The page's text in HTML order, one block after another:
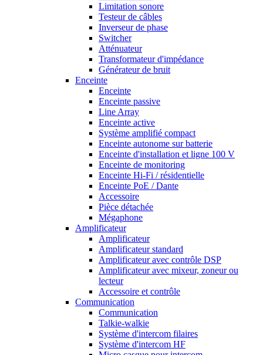
Limitation sonore
Testeur de câbles
Inverseur de phase
Switcher
Atténuateur
Transformateur d'impédance
Générateur de bruit
Enceinte
Enceinte
Enceinte passive
Line Array
Enceinte active
Système amplifié compact
Enceinte autonome sur batterie
Enceinte d'installation et ligne 100 V
Enceinte de monitoring
Enceinte Hi-Fi / résidentielle
Enceinte PoE / Dante
Accessoire
Pièce détachée
Mégaphone
Amplificateur
Amplificateur
Amplificateur standard
Amplificateur avec contrôle DSP
Amplificateur avec mixeur, zoneur ou
lecteur
Accessoire et contrôle
Communication
Communication
Talkie-walkie
Système d'intercom filaires
Système d'intercom HF